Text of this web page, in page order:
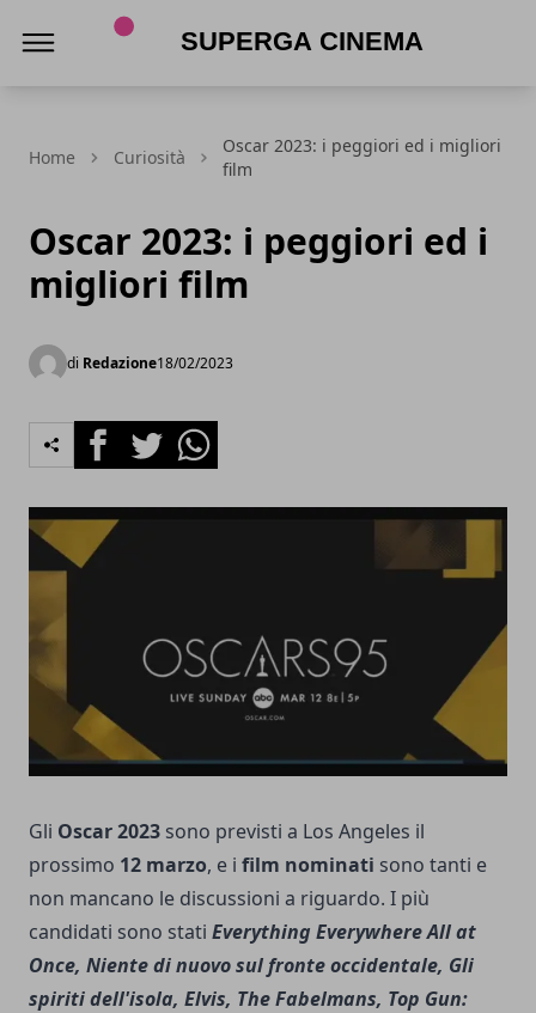
Home Curiosità
Oscar 2023: i peggiori ed i migliori
film
Oscar 2023: i peggiori ed i
migliori film
di Redazione18/02/2023
FacebookTwitterWhatsapp
Gli Oscar 2023 sono previsti a Los Angeles il
prossimo 12 marzo, e i film nominati sono tanti e
non mancano le discussioni a riguardo. I più
candidati sono stati Everything Everywhere All at
Once, Niente di nuovo sul fronte occidentale, Gli
spiriti dell'isola, Elvis, The Fabelmans, Top Gun: